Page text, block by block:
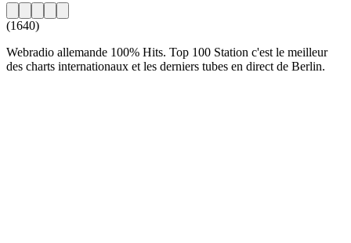
(1640)
Webradio allemande 100% Hits. Top 100 Station c'est le meilleur
des charts internationaux et les derniers tubes en direct de Berlin.